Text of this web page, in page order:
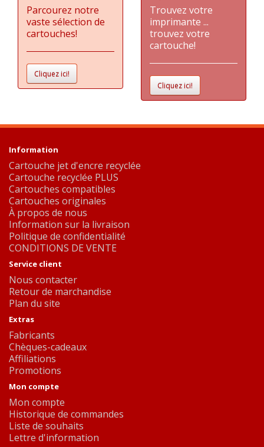
Parcourez notre
vaste sélection de
cartouches!
Cliquez ici!
Trouvez votre
imprimante ...
trouvez votre
cartouche!
Cliquez ici!
Information
Cartouche jet d'encre recyclée
Cartouche recyclée PLUS
Cartouches compatibles
Cartouches originales
À propos de nous
Information sur la livraison
Politique de confidentialité
CONDITIONS DE VENTE
Service client
Nous contacter
Retour de marchandise
Plan du site
Extras
Fabricants
Chèques-cadeaux
Affiliations
Promotions
Mon compte
Mon compte
Historique de commandes
Liste de souhaits
Lettre d'information